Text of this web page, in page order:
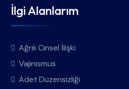
İlgi Alanlarım
Ağrılı Cinsel İlişki
Vajinismus
Adet Düzensizliği